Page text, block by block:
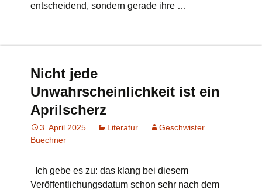
entscheidend, sondern gerade ihre …
Nicht jede
Unwahrscheinlichkeit ist ein
Aprilscherz
3. April 2025 Literatur
Geschwister
Buechner
Ich gebe es zu: das klang bei diesem
Veröffentlichungsdatum schon sehr nach dem